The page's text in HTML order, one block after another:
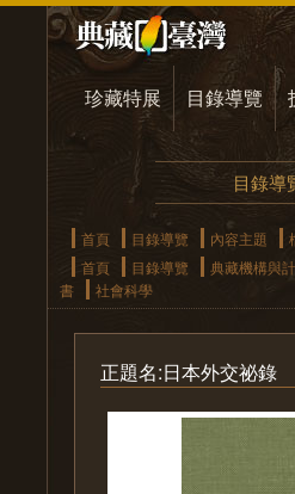
珍藏特展 目錄導覽
目錄導
首頁 目錄導覽 內容主題
首頁
目錄導覽 典藏機構與
書
社會科學
正題名:日本外交祕錄